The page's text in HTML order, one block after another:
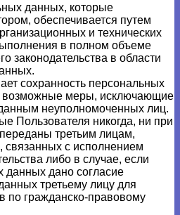
данных, которые
обеспечивается путем
и технических
в полном объеме
законодательства в области
сохранность персональных
возможные меры, исключающие
неуполномоченных лиц.
Пользователя никогда, ни при
третьим лицам,
связанных с исполнением
либо в случае, если
данных дано согласие
третьему лицу для
по гражданско-правовому